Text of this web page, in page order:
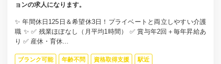
ョンの求人になります。
✨ 年間休日125日＆希望休3日！プライベートと両立しやすい介護
職 ✨ ✅ 残業ほぼなし（月平均1時間） ✅ 賞与年2回＋毎年昇給あ
り ✅ 産休・育休...
ブランク可能 年齢不問 資格取得支援 駅近